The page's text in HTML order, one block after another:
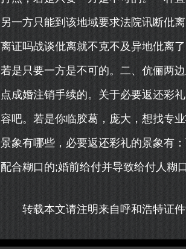
另一方只能到该地域要求法院讯断仳
离证吗战谈仳离就不克不及异地仳离
若是只要一方是不可的。二、伉俪两
点成婚注销手续的。关于必要返还彩
容吧。若是你临胶葛，庞大，想找专
景象有哪些，必要返还彩礼的景象有
配合糊口的;婚前给付并导致给付人糊
转载本文请注明来自呼和浩特证件